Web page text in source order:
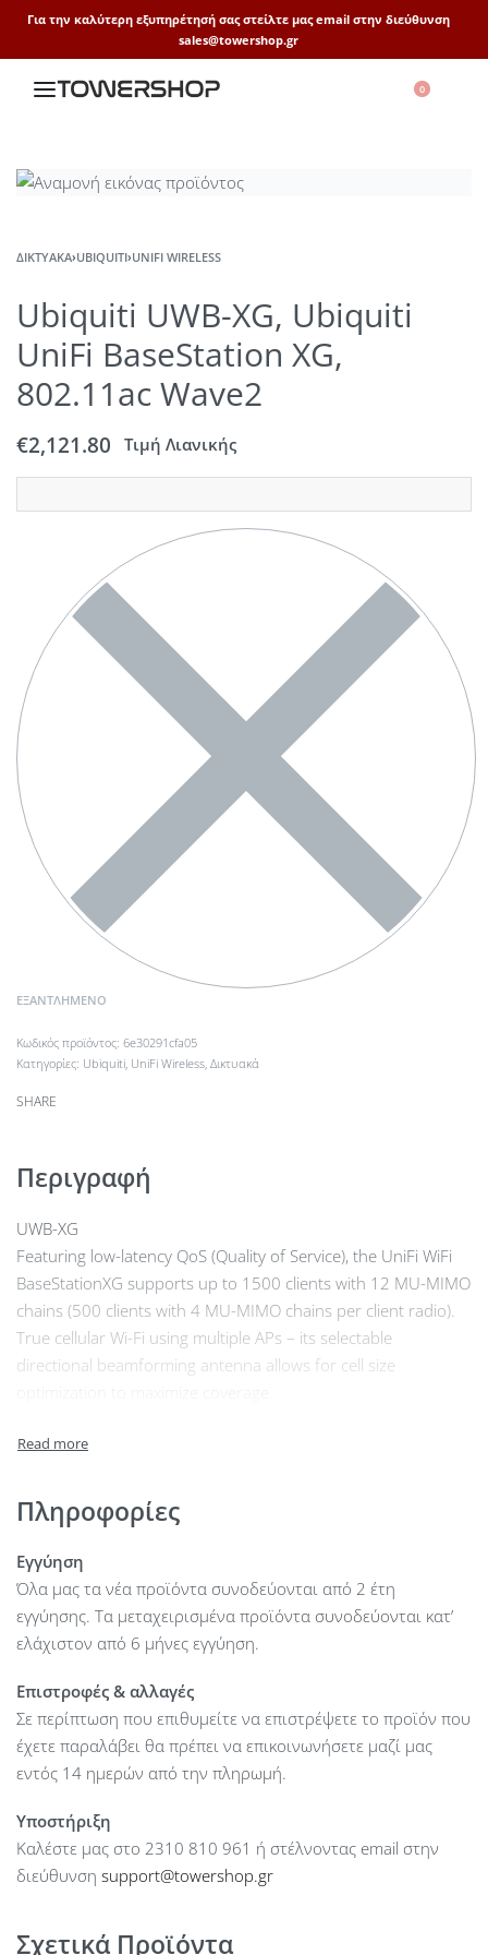
Για την καλύτερη εξυπηρέτησή σας στείλτε μας email στην διεύθυνση
sales@towershop.gr
0
ΔΙΚΤΥΑΚΆ›UBIQUITI›UNIFI WIRELESS
Ubiquiti UWB-XG, Ubiquiti
UniFi BaseStation XG,
802.11ac Wave2
€2,121.80 Τιμή Λιανικής
ΕΞΑΝΤΛΗΜΈΝΟ
6e30291cfa05
Κατηγορίες: Ubiquiti, UniFi Wireless, Δικτυακά
SHARE
Περιγραφή
UWB-XG
Featuring low-latency QoS (Quality of Service), the UniFi WiFi
BaseStationXG supports up to 1500 clients with 12 MU-MIMO
chains (500 clients with 4 MU-MIMO chains per client radio).
True cellular Wi-Fi using multiple APs – its selectable
directional beamforming antenna allows for cell size
The UniFi WiFi BaseStationXG delivers unprecedented wireless
LAN speed : (1) 10/100/1000Mbps + (1) 1/10Gbps ICM
Purpose : Outdoor
Buttons : Reset
Operating temperature : -10°C up to 70°C
Weight : 3200 g
Depth : 94 mm
Width : 471 mm
Height : 257 mm
Max. power consumption : 31 W
Power type : PoE
PoE type : Input
Operating mode : Access Point
Default login and password : ubnt / ubnt
Πληροφορίες
Εγγύηση
Όλα μας τα νέα προϊόντα συνοδεύονται από 2 έτη
εγγύησης. Τα μεταχειρισμένα προϊόντα συνοδεύονται κατ’
ελάχιστον από 6 μήνες εγγύηση.
Επιστροφές & αλλαγές
Σε περίπτωση που επιθυμείτε να επιστρέψετε το προϊόν που
έχετε παραλάβει θα πρέπει να επικοινωνήσετε μαζί μας
εντός 14 ημερών από την πληρωμή.
Υποστήριξη
Καλέστε μας στο 2310 810 961 ή στέλνοντας email στην
διεύθυνση support@towershop.gr
Σχετικά Προϊόντα